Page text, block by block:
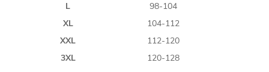
L
98-104
XL
104-112
XXL
112-120
3XL
120-128